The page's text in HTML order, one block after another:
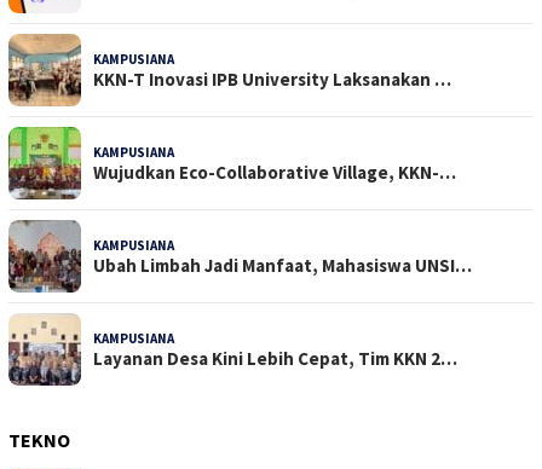
KAMPUSIANA
KKN-T Inovasi IPB University Laksanakan …
KAMPUSIANA
Wujudkan Eco-Collaborative Village, KKN-…
KAMPUSIANA
Ubah Limbah Jadi Manfaat, Mahasiswa UNSI…
KAMPUSIANA
Layanan Desa Kini Lebih Cepat, Tim KKN 2…
TEKNO